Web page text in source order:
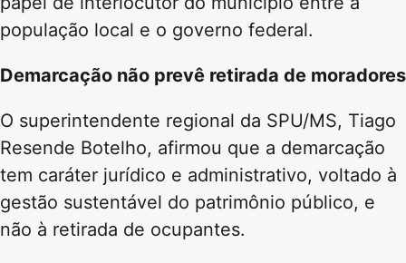
população local e o governo federal.
Demarcação não prevê retirada de moradores
O superintendente regional da SPU/MS, Tiago
Resende Botelho, afirmou que a demarcação
tem caráter jurídico e administrativo, voltado à
gestão sustentável do patrimônio público, e
não à retirada de ocupantes.